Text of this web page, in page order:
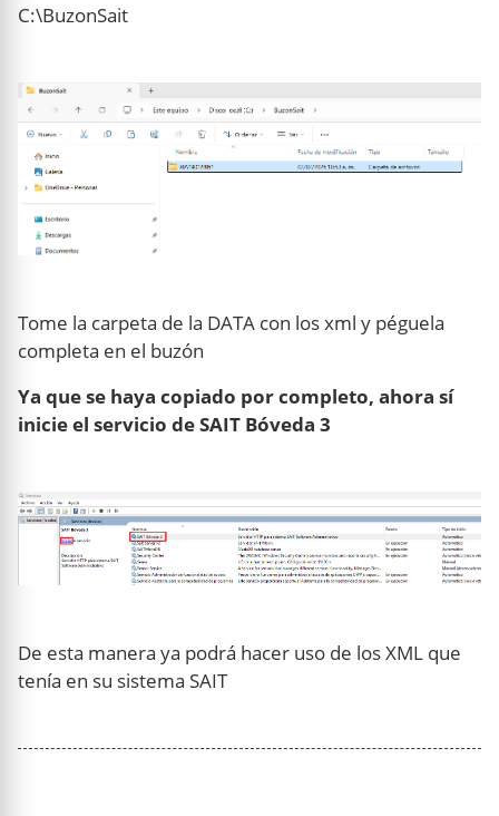
C:\BuzonSait
Tome la carpeta de la DATA con los xml y péguela
completa en el buzón
Ya que se haya copiado por completo, ahora sí
inicie el servicio de SAIT Bóveda 3
De esta manera ya podrá hacer uso de los XML que
tenía en su sistema SAIT